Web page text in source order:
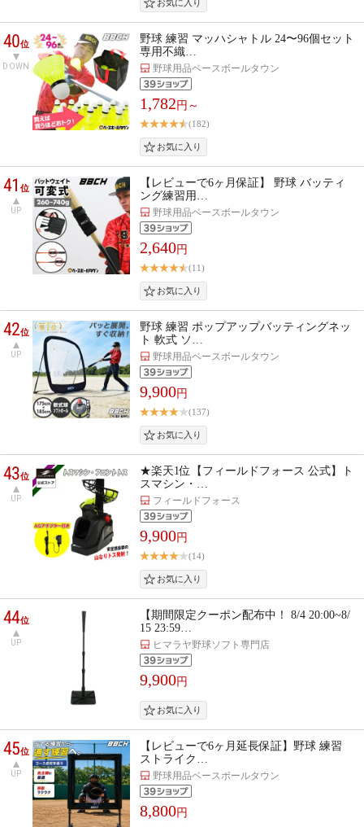
40位
DOWN
野球 練習 マッハシャトル 24〜96個セット
専用不織…
野球用品ベースボールタウン
1,782 円～
(182)
41位
UP
【レビューで6ヶ月保証】 野球 バッティ
ング練習用…
野球用品ベースボールタウン
2,640円
(11)
42位
UP
野球 練習 ポップアップバッティングネッ
ト 軟式 ソ…
野球用品ベースボールタウン
9,900円
(137)
43位
UP
★楽天1位【フィールドフォース 公式】ト
スマシン・…
フィールドフォース
9,900円
(14)
44位
UP
【期間限定クーポン配布中！ 8/4 20:00~8/
15 23:59…
ヒマラヤ野球ソフト専門店
9,900円
45位
UP
【レビューで6ヶ月延長保証】野球 練習
ストライク…
野球用品ベースボールタウン
8,800円